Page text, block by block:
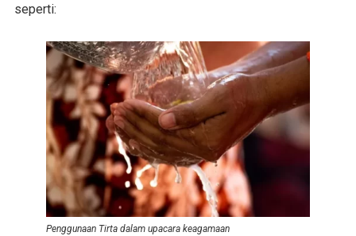
seperti:
Penggunaan Tirta dalam upacara keagamaan